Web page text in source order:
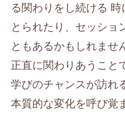
る関わりをし続ける
とられたり、セッショ
ともあるかもしれませ
正直に関わりあうこと
学びのチャンスが訪れ
本質的な変化を呼び覚